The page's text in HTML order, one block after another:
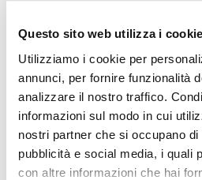
Questo sito web utilizza i cookie
Utilizziamo i cookie per
annunci, per fornire funzionalità
analizzare il nostro traffico.
informazioni sul modo in cui
nostri partner che si occupano
pubblicità e social media, i quali
con altre informazioni che hai